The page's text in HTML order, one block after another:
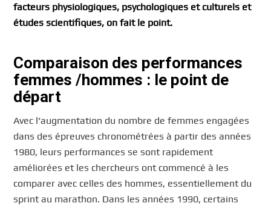
facteurs physiologiques, psychologiques et culturels et
études scientifiques, on fait le point.
Comparaison des performances
femmes /hommes : le point de
départ
Avec l’augmentation du nombre de femmes engagées
dans des épreuves chronométrées à partir des années
1980, leurs performances se sont rapidement
améliorées et les chercheurs ont commencé à les
comparer avec celles des hommes, essentiellement du
sprint au marathon. Dans les années 1990, certains